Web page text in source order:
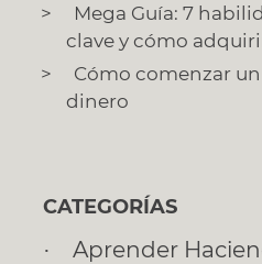
Mega Guía: 7
clave y cómo
Cómo comenzar
dinero
CATEGORÍAS
Aprender